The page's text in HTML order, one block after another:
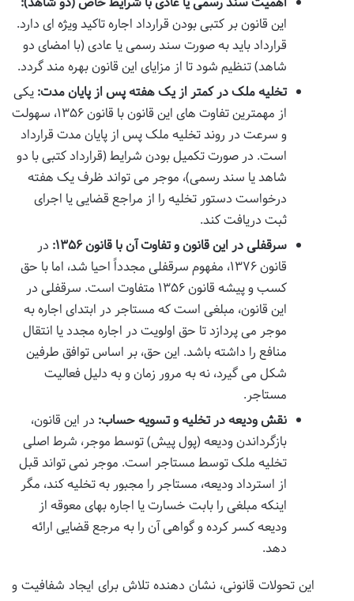
این قانون بر کتبی بودن قرارداد اجاره تاکید ویژه ای دارد.
قرارداد باید به صورت سند رسمی یا عادی (با امضای دو
شاهد) تنظیم شود تا از مزایای این قانون بهره مند گردد.
تخلیه ملک در کمتر از یک هفته پس از پایان مدت: یکی
از مهمترین تفاوت های این قانون با قانون ۱۳۵۶، سهولت
و سرعت در روند تخلیه ملک پس از پایان مدت قرارداد
است. در صورت تکمیل بودن شرایط (قرارداد کتبی با دو
شاهد یا سند رسمی)، موجر می تواند ظرف یک هفته
درخواست دستور تخلیه را از مراجع قضایی یا اجرای
ثبت دریافت کند.
سرقفلی در این قانون و تفاوت آن با قانون ۱۳۵۶:
در
قانون ۱۳۷۶، مفهوم سرقفلی مجدداً احیا شد، اما با حق
کسب و پیشه قانون ۱۳۵۶ متفاوت است. سرقفلی در
این قانون، مبلغی است که مستاجر در ابتدای اجاره به
موجر می پردازد تا حق اولویت در اجاره مجدد یا انتقال
منافع را داشته باشد. این حق، بر اساس توافق طرفین
شکل می گیرد، نه به مرور زمان و به دلیل فعالیت
مستاجر.
نقش ودیعه در تخلیه و تسویه حساب: در این قانون،
بازگرداندن ودیعه (پول پیش) توسط موجر، شرط اصلی
تخلیه ملک توسط مستاجر است. موجر نمی تواند قبل
از استرداد ودیعه، مستاجر را مجبور به تخلیه کند، مگر
اینکه مبلغی را بابت خسارت یا اجاره بهای معوقه از
ودیعه کسر کرده و گواهی آن را به مرجع قضایی ارائه
دهد.
این تحولات قانونی، نشان دهنده تلاش برای ایجاد شفافیت و